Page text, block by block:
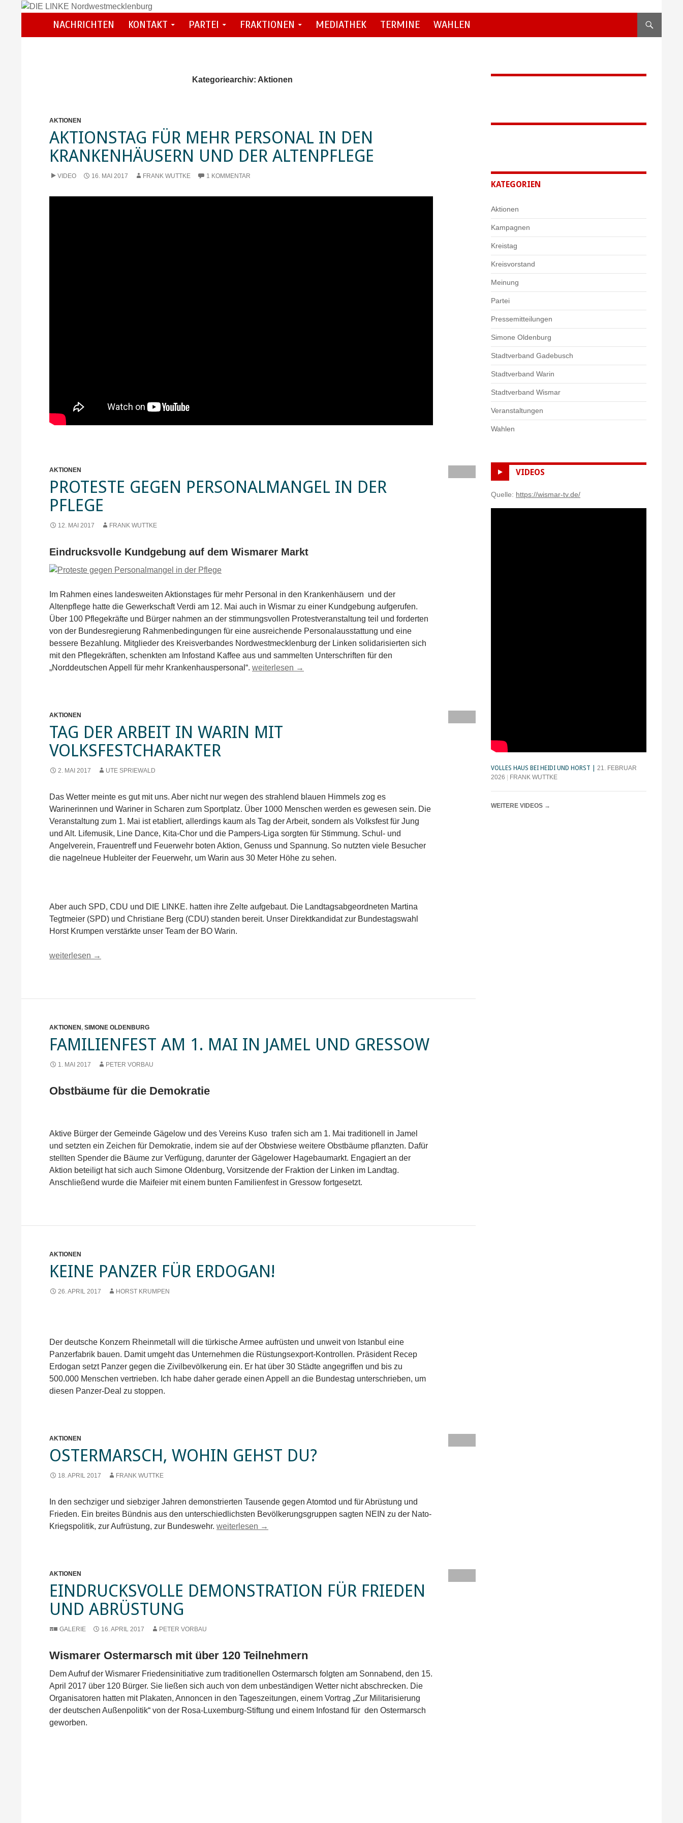
DIE LINKE Nordwestmecklenburg
NACHRICHTEN KONTAKT PARTEI FRAKTIONEN MEDIATHEK TERMINE WAHLEN
Kategoriearchiv: Aktionen
AKTIONEN
AKTIONSTAG FÜR MEHR PERSONAL IN DEN
KRANKENHÄUSERN UND DER ALTENPFLEGE
VIDEO 16. MAI 2017 FRANK WUTTKE 1 KOMMENTAR
AKTIONEN
PROTESTE GEGEN PERSONALMANGEL IN DER
PFLEGE
12. MAI 2017 FRANK WUTTKE
Eindrucksvolle Kundgebung auf dem Wismarer Markt
Im Rahmen eines landesweiten Aktionstages für mehr Personal in den Krankenhäusern und der
Altenpflege hatte die Gewerkschaft Verdi am 12. Mai auch in Wismar zu einer Kundgebung aufgerufen.
Über 100 Pflegekräfte und Bürger nahmen an der stimmungsvollen Protestveranstaltung teil und forderten
von der Bundesregierung Rahmenbedingungen für eine ausreichende Personalausstattung und eine
bessere Bezahlung. Mitglieder des Kreisverbandes Nordwestmecklenburg der Linken solidarisierten sich
mit den Pflegekräften, schenkten am Infostand Kaffee aus und sammelten Unterschriften für den
„Norddeutschen Appell für mehr Krankenhauspersonal“. Proteste gegen Personalmangel in der Pflege
weiterlesen →
AKTIONEN
TAG DER ARBEIT IN WARIN MIT
VOLKSFESTCHARAKTER
2. MAI 2017 UTE SPRIEWALD
Das Wetter meinte es gut mit uns. Aber nicht nur wegen des strahlend blauen Himmels zog es
Warinerinnen und Wariner in Scharen zum Sportplatz. Über 1000 Menschen werden es gewesen sein. Die
Veranstaltung zum 1. Mai ist etabliert, allerdings kaum als Tag der Arbeit, sondern als Volksfest für Jung
und Alt. Lifemusik, Line Dance, Kita-Chor und die Pampers-Liga sorgten für Stimmung. Schul- und
Angelverein, Frauentreff und Feuerwehr boten Aktion, Genuss und Spannung. So nutzten viele Besucher
die nagelneue Hubleiter der Feuerwehr, um Warin aus 30 Meter Höhe zu sehen.
Aber auch SPD, CDU und DIE LINKE. hatten ihre Zelte aufgebaut. Die Landtagsabgeordneten Martina
Tegtmeier (SPD) und Christiane Berg (CDU) standen bereit. Unser Direktkandidat zur Bundestagswahl
Horst Krumpen verstärkte unser Team der BO Warin.
Tag der Arbeit in Warin mit Volksfestcharakter
weiterlesen →
AKTIONEN , SIMONE OLDENBURG
FAMILIENFEST AM 1. MAI IN JAMEL UND GRESSOW
1. MAI 2017 PETER VORBAU
Obstbäume für die Demokratie
Aktive Bürger der Gemeinde Gägelow und des Vereins Kuso trafen sich am 1. Mai traditionell in Jamel
und setzten ein Zeichen für Demokratie, indem sie auf der Obstwiese weitere Obstbäume pflanzten. Dafür
stellten Spender die Bäume zur Verfügung, darunter der Gägelower Hagebaumarkt. Engagiert an der
Aktion beteiligt hat sich auch Simone Oldenburg, Vorsitzende der Fraktion der Linken im Landtag.
Anschließend wurde die Maifeier mit einem bunten Familienfest in Gressow fortgesetzt.
AKTIONEN
KEINE PANZER FÜR ERDOGAN!
26. APRIL 2017 HORST KRUMPEN
Der deutsche Konzern Rheinmetall will die türkische Armee aufrüsten und unweit von Istanbul eine
Panzerfabrik bauen. Damit umgeht das Unternehmen die Rüstungsexport-Kontrollen. Präsident Recep
Erdogan setzt Panzer gegen die Zivilbevölkerung ein. Er hat über 30 Städte angegriffen und bis zu
500.000 Menschen vertrieben. Ich habe daher gerade einen Appell an die Bundestag unterschrieben, um
diesen Panzer-Deal zu stoppen.
AKTIONEN
OSTERMARSCH, WOHIN GEHST DU?
18. APRIL 2017 FRANK WUTTKE
In den sechziger und siebziger Jahren demonstrierten Tausende gegen Atomtod und für Abrüstung und
Frieden. Ein breites Bündnis aus den unterschiedlichsten Bevölkerungsgruppen sagten NEIN zu der Nato-
Kriegspolitik, zur Aufrüstung, zur Bundeswehr. Ostermarsch, wohin gehst Du?
weiterlesen →
AKTIONEN
EINDRUCKSVOLLE DEMONSTRATION FÜR FRIEDEN
UND ABRÜSTUNG
GALERIE 16. APRIL 2017 PETER VORBAU
Wismarer Ostermarsch mit über 120 Teilnehmern
Dem Aufruf der Wismarer Friedensinitiative zum traditionellen Ostermarsch folgten am Sonnabend, den 15.
April 2017 über 120 Bürger. Sie ließen sich auch von dem unbeständigen Wetter nicht abschrecken. Die
Organisatoren hatten mit Plakaten, Annoncen in den Tageszeitungen, einem Vortrag „Zur Militarisierung
der deutschen Außenpolitik“ von der Rosa-Luxemburg-Stiftung und einem Infostand für den Ostermarsch
geworben.
KATEGORIEN
Aktionen
Kampagnen
Kreistag
Kreisvorstand
Meinung
Partei
Pressemitteilungen
Simone Oldenburg
Stadtverband Gadebusch
Stadtverband Warin
Stadtverband Wismar
Veranstaltungen
Wahlen
VIDEOS
Quelle: https://wismar-tv.de/
VOLLES HAUS BEI HEIDI UND HORST
21. FEBRUAR
2026
FRANK WUTTKE
WEITERE VIDEOS →